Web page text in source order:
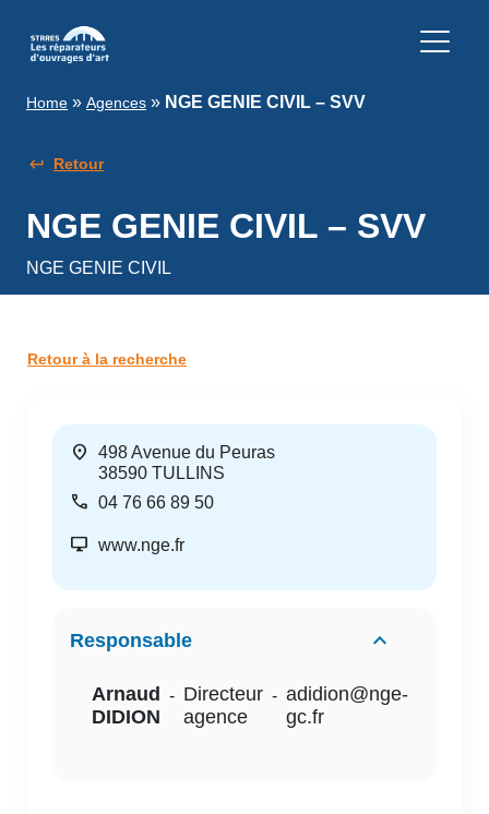
Home » Agences » NGE GENIE CIVIL – SVV
Retour
NGE GENIE CIVIL – SVV
NGE GENIE CIVIL
Retour à la recherche
location_on
498 Avenue du Peuras
38590 TULLINS
call 04 76 66 89 50
desktop_windows www.nge.fr
Responsable
Arnaud
DIDION
- Directeur
agence
- adidion@nge-
gc.fr